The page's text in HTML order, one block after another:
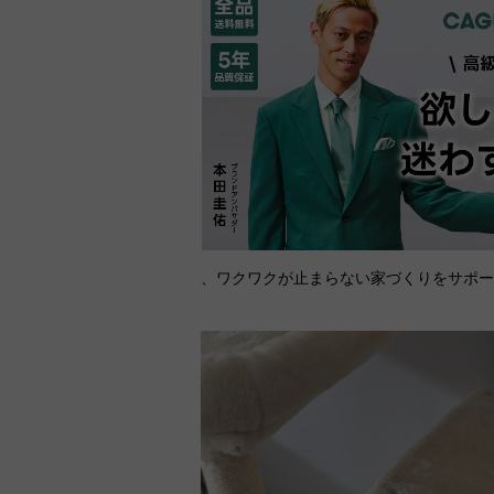
、ワクワクが止まらない家づくりをサポ